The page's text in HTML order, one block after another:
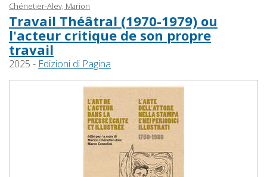
Chénetier-Alev, Marion
Travail Théâtral (1970-1979) ou
l'acteur critique de son propre
travail
2025 - Edizioni di Pagina